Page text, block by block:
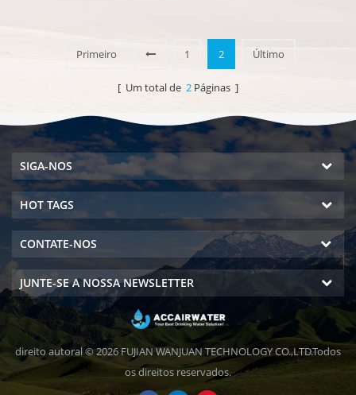
DOW RO. Hot & amp; saída de
exibição LCD.
Primeiro 1 2 Último
[ Um total de 2 Páginas ]
SIGA-NOS
HOT TAGS
CONTATE-NOS
JUNTE-SE A NOSSA NEWSLETTER
direito autoral © 2026 FUJIAN WANJUAN TECHNOLOGY CO.,LTD.Todos
os direitos reservados.